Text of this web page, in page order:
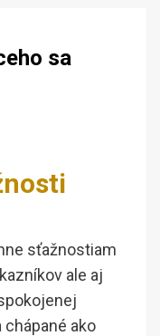
sa
sťažnostiam
ale aj
ako